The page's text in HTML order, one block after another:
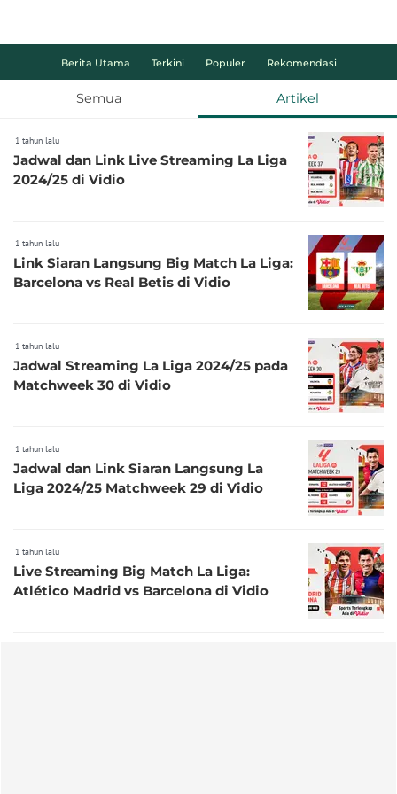
Berita Utama Terkini Populer Rekomendasi
Semua Artikel
1 tahun lalu
Jadwal dan Link Live Streaming La Liga
2024/25 di Vidio
1 tahun lalu
Link Siaran Langsung Big Match La Liga:
Barcelona vs Real Betis di Vidio
1 tahun lalu
Jadwal Streaming La Liga 2024/25 pada
Matchweek 30 di Vidio
1 tahun lalu
Jadwal dan Link Siaran Langsung La
Liga 2024/25 Matchweek 29 di Vidio
1 tahun lalu
Live Streaming Big Match La Liga:
Atlético Madrid vs Barcelona di Vidio